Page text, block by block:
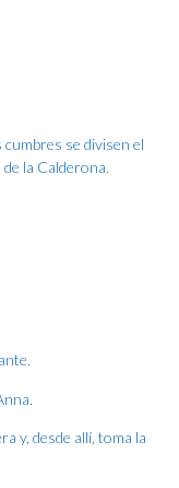
se divisen el
la Calderona.
y, desde allí, toma la